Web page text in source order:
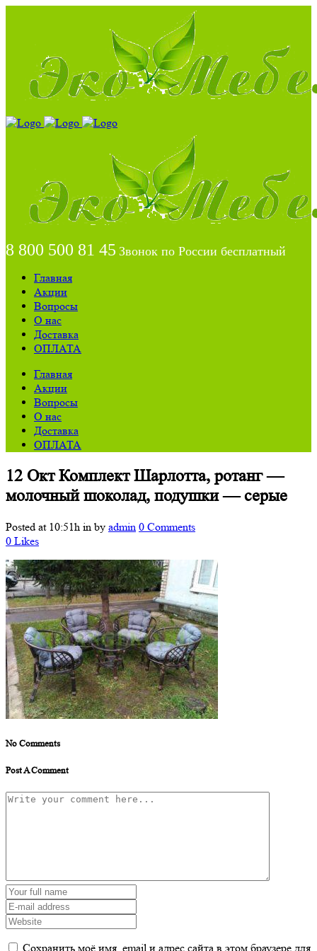
8 800 500 81 45 Звонок по России бесплатный
Главная
Акции
Вопросы
О нас
Доставка
ОПЛАТА
Главная
Акции
Вопросы
О нас
Доставка
ОПЛАТА
12 ОктКомплект Шарлотта, ротанг —
молочный шоколад, подушки — серые
Posted at 10:51h in by admin 0 Comments
0 Likes
No Comments
Post A Comment
Сохранить моё имя, email и адрес сайта в этом браузере для